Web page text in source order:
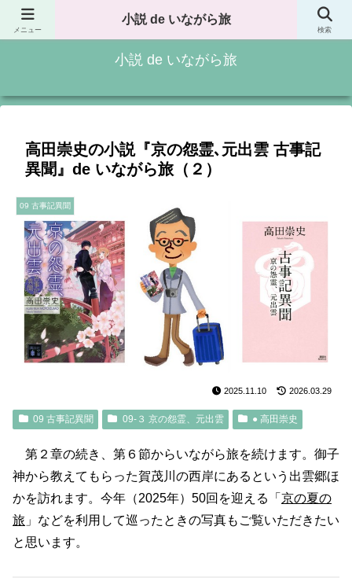
小説 de いながら旅
小説 de いながら旅
高田崇史の小説『京の怨霊､元出雲 古事記
異聞』de いながら旅（２）
09 古事記異聞
2025.11.10 2026.03.29
09 古事記異聞 09-３ 京の怨霊、元出雲 ● 高田崇史
第２章の続き、第６節からいながら旅を続けます。御子
神から教えてもらった賀茂川の西岸にあるという出雲郷ほ
かを訪れます。今年（2025年）50回を迎える「 京の夏の
旅 」などを利用して巡ったときの写真もご覧いただきたい
と思います。
メニュー
小説 de いながら旅
検索